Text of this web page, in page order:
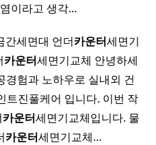
이라고 생각…
간세면대 언더카운터세면기
카운터세면기교체 안녕하세
경험과 노하우로 실내외 건
트진풀케어 입니다. 이번 작
카운터세면기교체입니다. 물
카운터세면기교체…